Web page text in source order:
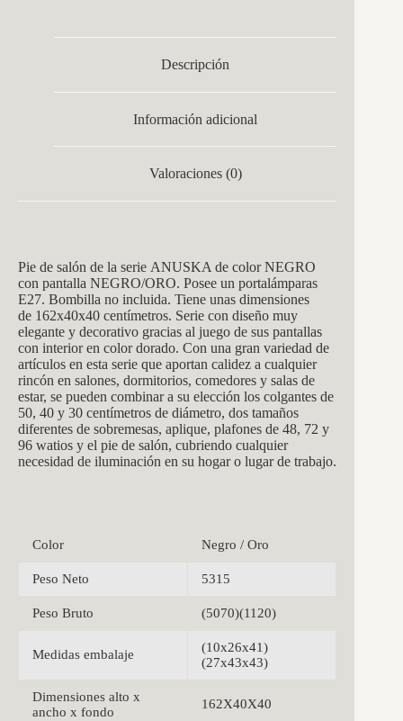
Descripción
Información adicional
Valoraciones (0)
Pie de salón de la serie ANUSKA de color NEGRO
con pantalla NEGRO/ORO. Posee un portalámparas
E27. Bombilla no incluida. Tiene unas dimensiones
de 162x40x40 centímetros. Serie con diseño muy
elegante y decorativo gracias al juego de sus pantallas
con interior en color dorado. Con una gran variedad de
artículos en esta serie que aportan calidez a cualquier
rincón en salones, dormitorios, comedores y salas de
estar, se pueden combinar a su elección los colgantes de
50, 40 y 30 centímetros de diámetro, dos tamaños
diferentes de sobremesas, aplique, plafones de 48, 72 y
96 watios y el pie de salón, cubriendo cualquier
necesidad de iluminación en su hogar o lugar de trabajo.
Color Negro / Oro
Peso Neto 5315
Peso Bruto (5070)(1120)
Medidas embalaje
(10x26x41)
(27x43x43)
Dimensiones alto x
ancho x fondo
162X40X40